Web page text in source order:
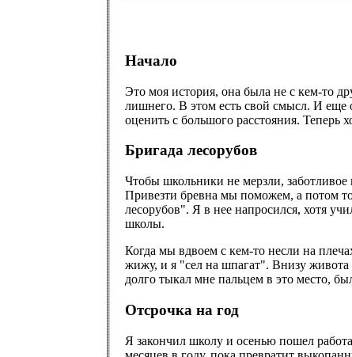
Начало
Это моя история, она была не с кем-то
лишнего. В этом есть свой смысл. И еще
оценить с большого расстояния.
Бригада лесорубов
Чтобы школьники не мерзли, заботливое
Привезти бревна мы поможем, а потом
лесорубов". Я в нее напросился, хотя
школы.
Когда мы вдвоем с кем-то несли на
жижу, и я "сел на шпагат". Внизу живота
долго тыкал мне пальцем в это место,
Отсрочка на год
Я закончил школу и осенью пошел